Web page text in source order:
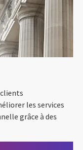
clients
les services
grâce à des